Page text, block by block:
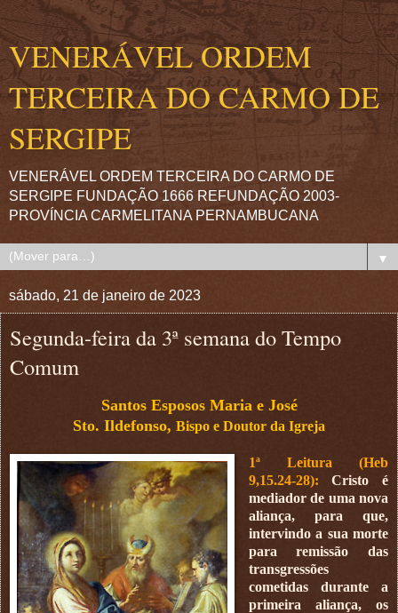
VENERÁVEL ORDEM
TERCEIRA DO CARMO DE
SERGIPE
VENERÁVEL ORDEM TERCEIRA DO CARMO DE
SERGIPE FUNDAÇÃO 1666 REFUNDAÇÃO 2003-
PROVÍNCIA CARMELITANA PERNAMBUCANA
▼
sábado, 21 de janeiro de 2023
Segunda-feira da 3ª semana do Tempo
Comum
Santos Esposos Maria e José
Sto. Ildefonso, Bispo e Doutor da Igreja
1ª Leitura (Heb
9,15.24-28): Cristo é
mediador de uma nova
aliança, para que,
intervindo a sua morte
para remissão das
transgressões
cometidas durante a
primeira aliança, os